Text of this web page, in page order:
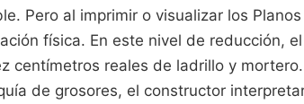
Pero al imprimir o visualizar los
física. En este nivel de reducción,
centímetros reales de ladrillo y
de grosores, el constructor